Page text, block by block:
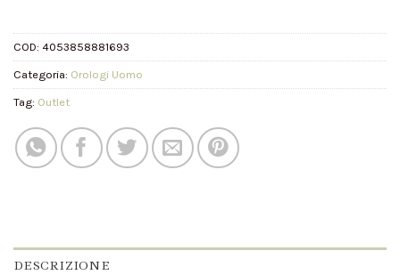
COD: 4053858881693
Categoria: Orologi Uomo
Tag: Outlet
DESCRIZIONE